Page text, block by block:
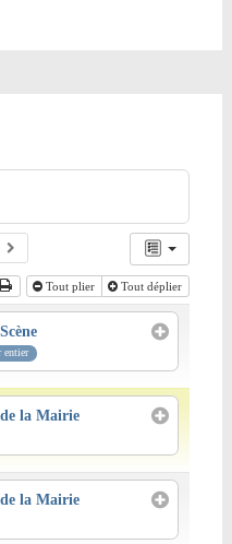
Tout plier Tout déplier
entier
la Mairie
la Mairie